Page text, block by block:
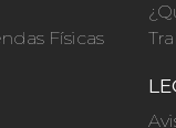
Físicas